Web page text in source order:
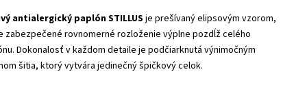
antialergický paplón STILLUS je prešívaný elipsovým vzorom,
zabezpečené rovnomerné rozloženie výplne pozdĺž celého
Dokonalosť v každom detaile je podčiarknutá výnimočným
šitia, ktorý vytvára jedinečný špičkový celok.